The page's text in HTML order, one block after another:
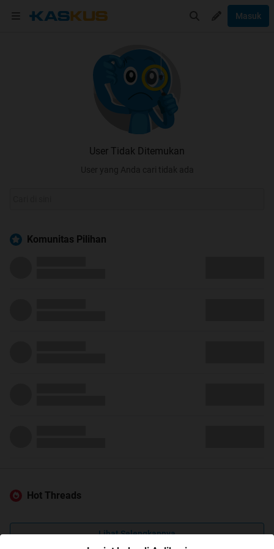
Masuk
User Tidak Ditemukan
User yang Anda cari tidak ada
Komunitas Pilihan
Hot Threads
Lihat Selengkapnya